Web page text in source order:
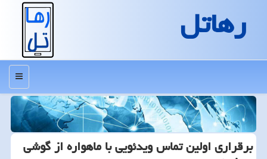
رهاتل
منو
برقراری اولین تماس ویدئویی با ماهواره از گوشی